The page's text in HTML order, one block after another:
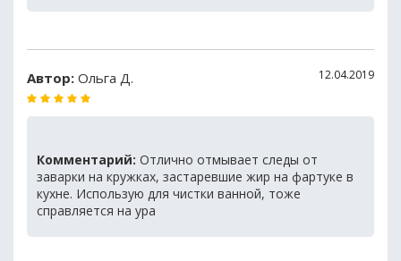
Автор: Ольга Д. 12.04.2019
Комментарий: Отлично отмывает следы от
заварки на кружках, застаревшие жир на фартуке в
кухне. Использую для чистки ванной, тоже
справляется на ура